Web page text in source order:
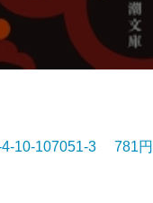
10-107051-3 781